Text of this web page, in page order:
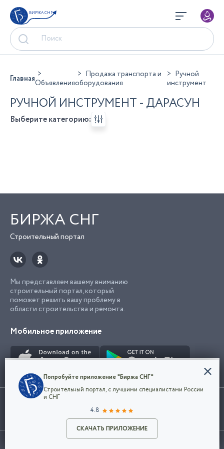
БИРЖА СНГ
Разместить объявление
ГлавнаяОбъявления
Продажа транспорта и
оборудования
Ручной
инструмент
РУЧНОЙ ИНСТРУМЕНТ - ДАРАСУН
Выберите категорию:
БИРЖА СНГ
Строительный портал
Мы представляем вашему вниманию
строительный портал, который
поможет решить вашу проблему в
области строительства и ремонта.
Мобильное приложение
Использование сайта, в том числе подача объявлений, означает
марки представленные на сайте являются собственностью их
©2026Биржа СНГ
Конфиденциальность
Мы используем файлы cookie, чтобы сделать
наш сайт удобным для каждого
Политикой конфиденциальности компании
и принимаете условия использования cookie.
Попробуйте приложение "Биржа СНГ"
Строительный портал, с лучшими специалистами России
и СНГ
4.8
СКАЧАТЬ ПРИЛОЖЕНИЕ